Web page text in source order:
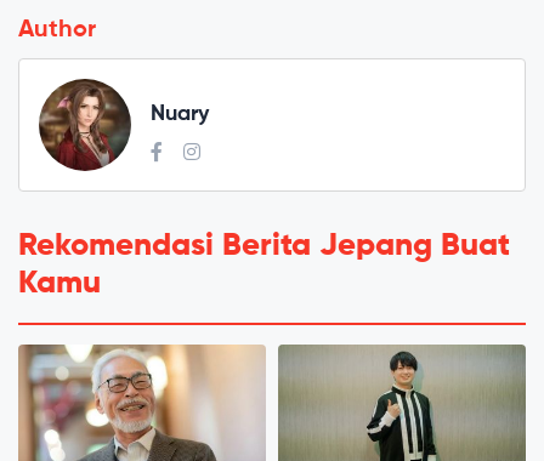
Author
Nuary
Rekomendasi Berita Jepang Buat
Kamu